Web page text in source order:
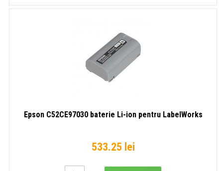
Epson C52CE97030 baterie Li-ion pentru LabelWorks
533.25 lei